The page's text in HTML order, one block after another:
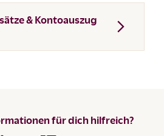
& Kontoauszug
für dich hilfreich?